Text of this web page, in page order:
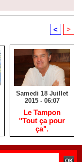
< >
Samedi 18 Juillet
2015 - 06:07
Le Tampon
"Tout ça pour
ça".